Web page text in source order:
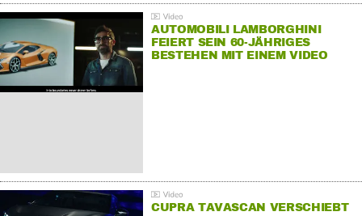
AUTOMOBILI LAMBORGHINI
FEIERT SEIN 60-JÄHRIGES
BESTEHEN MIT EINEM VIDEO
CUPRA TAVASCAN VERSCHIEBT